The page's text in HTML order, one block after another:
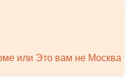
или Это вам не Москва